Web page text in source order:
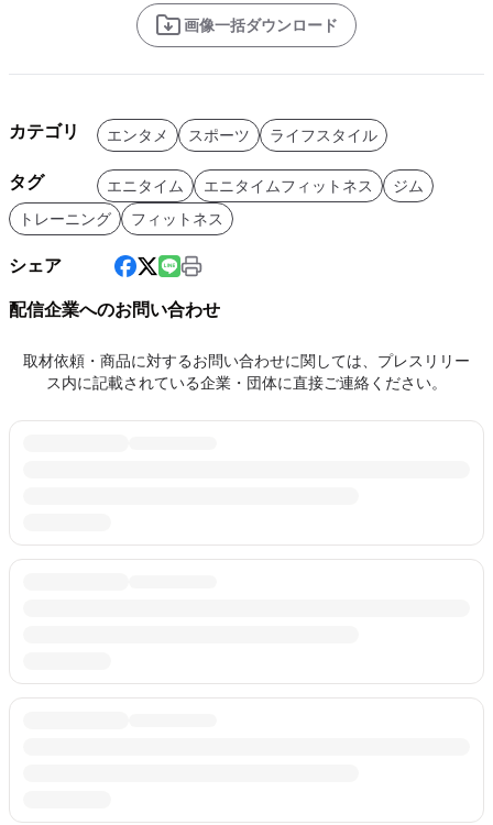
画像一括ダウンロード
カテゴリ エンタメ スポーツ ライフスタイル
タグ エニタイム エニタイムフィットネス
ジム
トレーニング
フィットネス
シェア
配信企業へのお問い合わせ
取材依頼・商品に対するお問い合わせに関しては、プレスリリー
ス内に記載されている企業・団体に直接ご連絡ください。